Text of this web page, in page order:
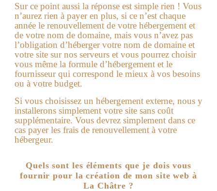
Sur ce point aussi la réponse est simple rien ! Vous
n’aurez rien à payer en plus, si ce n’est chaque
année le renouvellement de votre hébergement et
de votre nom de domaine, mais vous n’avez pas
l’obligation d’héberger votre nom de domaine et
votre site sur nos serveurs et vous pourrez choisir
vous même la formule d’hébergement et le
fournisseur qui correspond le mieux à vos besoins
ou à votre budget.
Si vous choisissez un hébergement externe, nous y
installerons simplement votre site sans coût
supplémentaire. Vous devrez simplement dans ce
cas payer les frais de renouvellement à votre
hébergeur.
Quels sont les éléments que je dois vous
fournir pour la création de mon site web à
La Châtre ?